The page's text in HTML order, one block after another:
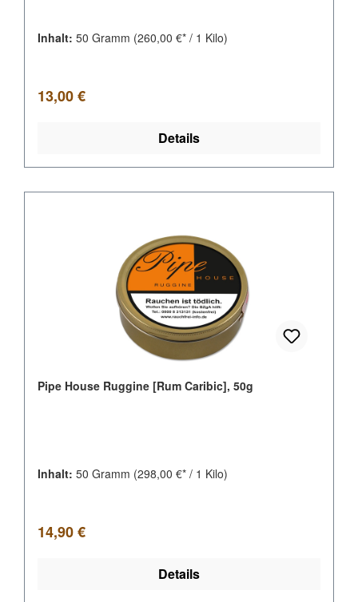
Inhalt: 50 Gramm (260,00 €* / 1 Kilo)
Regulärer Preis:
13,00 €
Details
Pipe House Ruggine [Rum Caribic], 50g
Inhalt: 50 Gramm (298,00 €* / 1 Kilo)
Regulärer Preis:
14,90 €
Details